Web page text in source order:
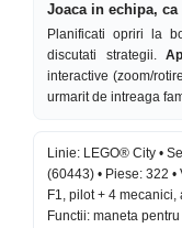
Joaca in echipa,
Planificati opriri la
discutati strategii.
interactive (zoom/
urmarit de intreaga
Linie: LEGO® City •
(60443) • Piese: 322
F1, pilot + 4
Functii: maneta